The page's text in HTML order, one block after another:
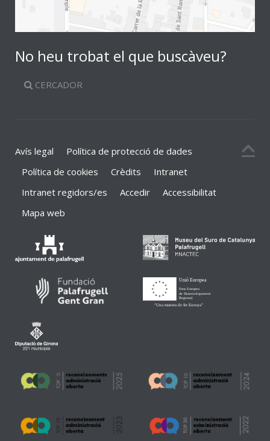
No heu trobat el que buscàveu?
CERCADOR
Avís legal
Política de protecció de dades
Política de cookies
Crèdits
Intranet
Intranet regidors/es
Accedir
Accessibilitat
Mapa web